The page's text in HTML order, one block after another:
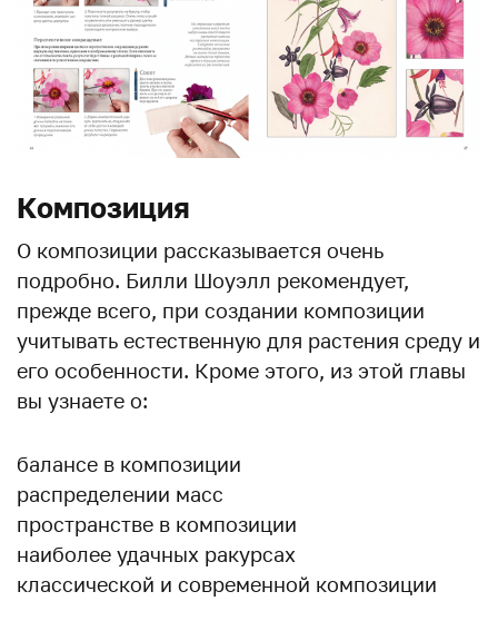
Композиция
О композиции рассказывается очень
подробно. Билли Шоуэлл рекомендует,
прежде всего, при создании композиции
учитывать естественную для растения среду и
его особенности. Кроме этого, из этой главы
вы узнаете о:
балансе в композиции
распределении масс
пространстве в композиции
наиболее удачных ракурсах
классической и современной композиции